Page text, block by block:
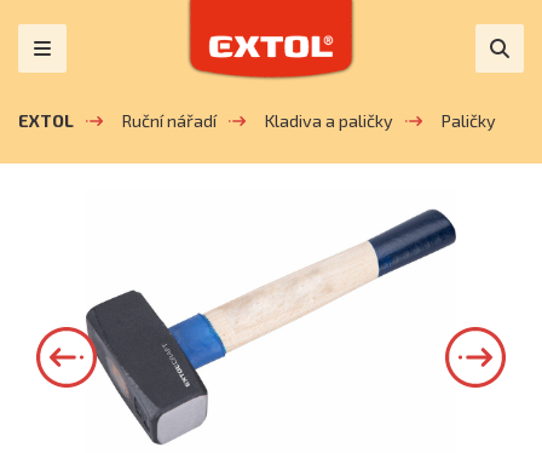
EXTOL Ruční nářadí Kladiva a paličky Paličky